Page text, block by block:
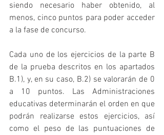
siendo necesario haber obtenido, al
menos, cinco puntos para poder acceder
a la fase de concurso.
Cada uno de los ejercicios de la parte B
de la prueba descritos en los apartados
B.1), y, en su caso, B.2) se valorarán de 0
a 10 puntos. Las Administraciones
educativas determinarán el orden en que
podrán realizarse estos ejercicios, así
como el peso de las puntuaciones de